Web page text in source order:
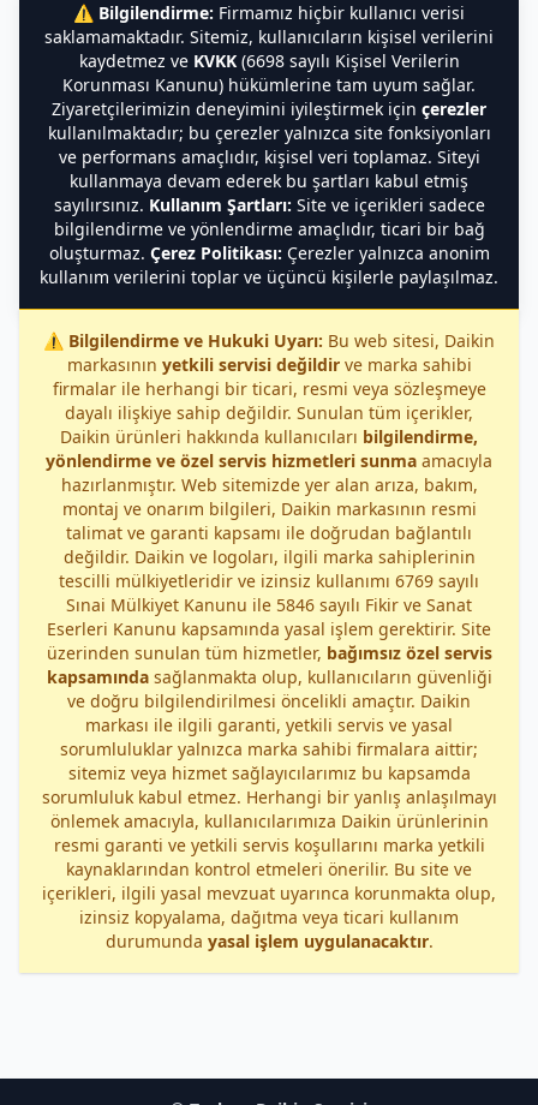
⚠️ Bilgilendirme: Firmamız hiçbir kullanıcı verisi
saklamamaktadır. Sitemiz, kullanıcıların kişisel verilerini
kaydetmez ve KVKK(6698 sayılı Kişisel Verilerin
Korunması Kanunu) hükümlerine tam uyum sağlar.
Ziyaretçilerimizin deneyimini iyileştirmek için çerezler
kullanılmaktadır; bu çerezler yalnızca site fonksiyonları
ve performans amaçlıdır, kişisel veri toplamaz. Siteyi
kullanmaya devam ederek bu şartları kabul etmiş
sayılırsınız. Kullanım Şartları: Site ve içerikleri sadece
bilgilendirme ve yönlendirme amaçlıdır, ticari bir bağ
oluşturmaz. Çerez Politikası: Çerezler yalnızca anonim
kullanım verilerini toplar ve üçüncü kişilerle paylaşılmaz.
⚠️ Bilgilendirme ve Hukuki Uyarı: Bu web sitesi, Daikin
markasının yetkili servisi değildirve marka sahibi
firmalar ile herhangi bir ticari, resmi veya sözleşmeye
dayalı ilişkiye sahip değildir. Sunulan tüm içerikler,
Daikin ürünleri hakkında kullanıcıları bilgilendirme,
yönlendirme ve özel servis hizmetleri sunma amacıyla
hazırlanmıştır. Web sitemizde yer alan arıza, bakım,
montaj ve onarım bilgileri, Daikin markasının resmi
talimat ve garanti kapsamı ile doğrudan bağlantılı
değildir. Daikin ve logoları, ilgili marka sahiplerinin
tescilli mülkiyetleridir ve izinsiz kullanımı 6769 sayılı
Sınai Mülkiyet Kanunu ile 5846 sayılı Fikir ve Sanat
Eserleri Kanunu kapsamında yasal işlem gerektirir. Site
üzerinden sunulan tüm hizmetler, bağımsız özel servis
kapsamındasağlanmakta olup, kullanıcıların güvenliği
ve doğru bilgilendirilmesi öncelikli amaçtır. Daikin
markası ile ilgili garanti, yetkili servis ve yasal
sorumluluklar yalnızca marka sahibi firmalara aittir;
sitemiz veya hizmet sağlayıcılarımız bu kapsamda
sorumluluk kabul etmez. Herhangi bir yanlış anlaşılmayı
önlemek amacıyla, kullanıcılarımıza Daikin ürünlerinin
resmi garanti ve yetkili servis koşullarını marka yetkili
kaynaklarından kontrol etmeleri önerilir. Bu site ve
içerikleri, ilgili yasal mevzuat uyarınca korunmakta olup,
izinsiz kopyalama, dağıtma veya ticari kullanım
durumunda yasal işlem uygulanacaktır.